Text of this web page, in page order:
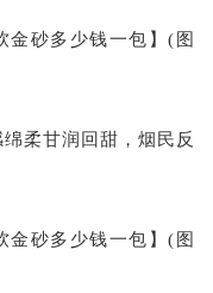
柔甘润回甜，烟民反